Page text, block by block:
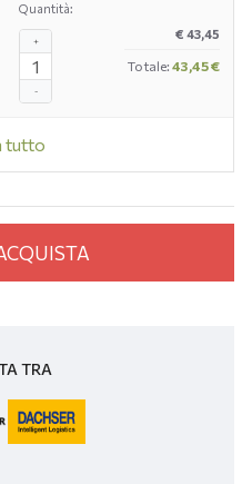
Quantità:
-
+ € 43,45
Totale: 43,45 €
tutto
TRA